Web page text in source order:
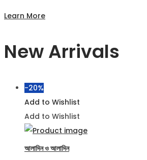
Learn More
New Arrivals
-20%
Add to Wishlist
Add to Wishlist
আলাদিন ও আলাদিন